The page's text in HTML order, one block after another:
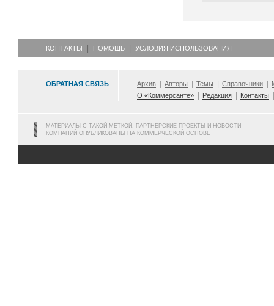
КОНТАКТЫ ПОМОЩЬ УСЛОВИЯ ИСПОЛЬЗОВАНИЯ
ОБРАТНАЯ СВЯЗЬ Архив Авторы Темы Справочники
О «Коммерсанте»
Редакция Контакты
МАТЕРИАЛЫ С ТАКОЙ МЕТКОЙ, ПАРТНЕРСКИЕ ПРОЕКТЫ И НОВОСТИ
КОМПАНИЙ ОПУБЛИКОВАНЫ НА КОММЕРЧЕСКОЙ ОСНОВЕ